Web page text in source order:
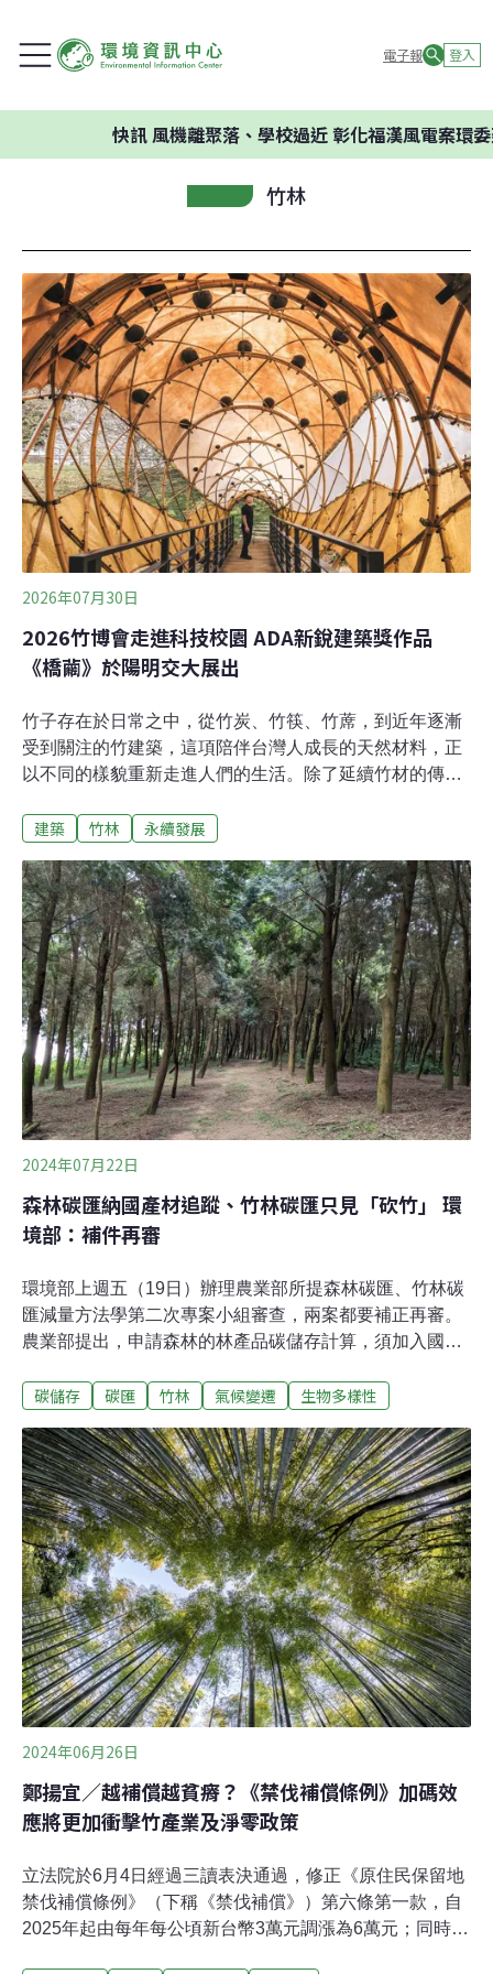
電子報 登入
快訊風機離聚落、學校過近 彰化福漢風電案環委建
竹林
2026年07月30日
2026竹博會走進科技校園 ADA新銳建築獎作品
《橋繭》於陽明交大展出
竹子存在於日常之中，從竹炭、竹筷、竹蓆，到近年逐漸
受到關注的竹建築，這項陪伴台灣人成長的天然材料，正
以不同的樣貌重新走進人們的生活。除了延續竹材的傳統
會，更希望持續拓展它在建築、科技與永續發展上的更多
學，在6月27日至28日以「竹的日常與未來」為主題，將
校園化為展場，串聯校內竹構作品、研究基地與教學成
果。漫步校園，散落於湖畔、草地與林蔭間的竹構作品，
已成為校園景觀的一部分，也記錄著台灣竹構教育與技術
發展的軌跡。18.3萬公頃竹林 孕育永續新材料台灣擁有約
18.3萬公頃竹林，是重要的在地自然資源。竹子生長快
速，約三至五年即可採收，兼具固碳能力與再生特性，因
此近年在全球淨零排放趨勢下，再次受到建築與材料領域
關注，也成為台灣發展循環經濟的重要天然資源。林保署
新竹分署長夏榮生分享，自己小時候睡過竹製
建築 竹林 永續發展
2024年07月22日
森林碳匯納國產材追蹤、竹林碳匯只見「砍竹」 環
境部：補件再審
環境部上週五（19日）辦理農業部所提森林碳匯、竹林碳
匯減量方法學第二次專案小組審查，兩案都要補正再審。
農業部提出，申請森林的林產品碳儲存計算，須加入國產
訂定的林產品留存係數0.32，遭專家質疑缺乏國內數據。
筷等一次性產品，或是汰換很快的農作物支架、蚵棚，都
難以計算固碳量。森林碳匯加入國產材追蹤 還需統整國內
專屬木材參數農業部說明，森林碳匯方法學是透過經營活
動提高森林生長量，並藉由伐採林木（林產品）提升森林
碳匯能力。碳儲存的計算主要來自林地的生物量以及收穫
林產品儲存的碳。農業部換算，平均每年每公頃可移除5.2
噸二氧化碳當量（CO2e）。環境部19日針對「森林經營
碳匯專案活動」、「竹林經營碳匯專案活動」的方法學辦
理第二次專案小組審查。對於收穫林產品的後續追蹤問
題，農業部於此次審查提出，若要申請專
碳儲存 碳匯 竹林 氣候變遷 生物多樣性
2024年06月26日
鄭揚宜／越補償越貧瘠？《禁伐補償條例》加碼效
應將更加衝擊竹產業及淨零政策
立法院於6月4日經過三讀表決通過，修正《原住民保留地
禁伐補償條例》（下稱《禁伐補償》）第六條第一款，自
2025年起由每年每公頃新台幣3萬元調漲為6萬元；同時，